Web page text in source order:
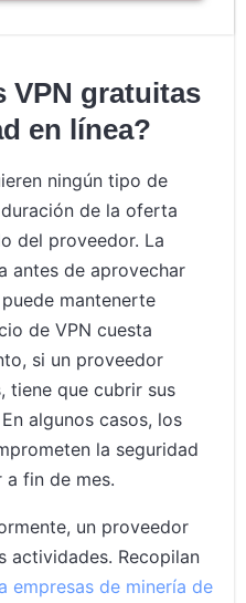
VPN gratuitas
en línea?
ningún tipo de
de la oferta
del proveedor. La
antes de aprovechar
mantenerte
de VPN cuesta
si un proveedor
tiene que cubrir sus
algunos casos, los
la seguridad
a fin de mes.
un proveedor
actividades. Recopilan
empresas de minería de